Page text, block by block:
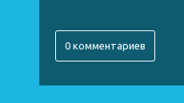
0 комментариев